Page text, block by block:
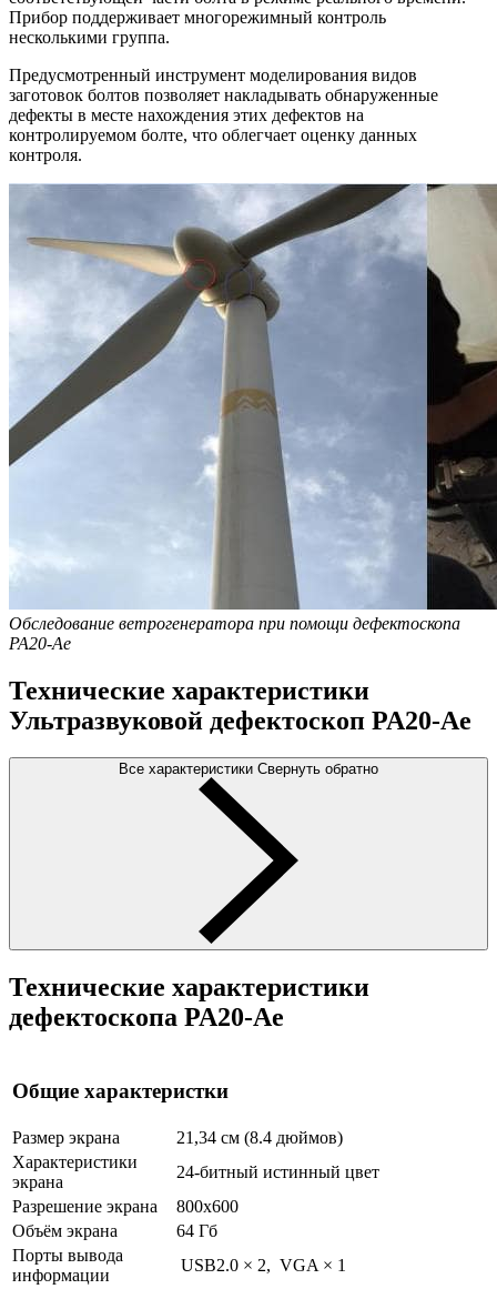
Прибор поддерживает многорежимный контроль
несколькими группа.
Предусмотренный инструмент моделирования видов
заготовок болтов позволяет накладывать обнаруженные
дефекты в месте нахождения этих дефектов на
контролируемом болте, что облегчает оценку данных
контроля.
Обследование ветрогенератора при помощи дефектоскопа
PA20-Ae
Технические характеристики
Ультразвуковой дефектоскоп PA20-Ae
Все характеристики Свернуть обратно
Технические характеристики
дефектоскопа PA20-Ae
Общие характеристки
Размер экрана
21,34 см (8.4 дюймов)
Характеристики
экрана
24-битный истинный цвет
Разрешение экрана
800x600
Объём экрана
64 Гб
Порты вывода
информации
USB2.0 × 2, VGA × 1